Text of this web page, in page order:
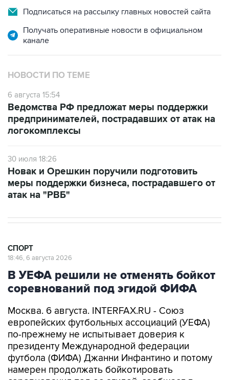
Подписаться на рассылку главных новостей сайта
Получать оперативные новости в официальном
канале
НОВОСТИ ПО ТЕМЕ
6 августа 15:54
Ведомства РФ предложат меры поддержки
предпринимателей, пострадавших от атак на
логокомплексы
30 июля 18:26
Новак и Орешкин поручили подготовить
меры поддержки бизнеса, пострадавшего от
атак на "РВБ"
СПОРТ
18:46, 6 августа 2026
В УЕФА решили не отменять бойкот
соревнований под эгидой ФИФА
Москва. 6 августа. INTERFAX.RU - Союз
европейских футбольных ассоциаций (УЕФА)
по-прежнему не испытывает доверия к
президенту Международной федерации
футбола (ФИФА) Джанни Инфантино и потому
намерен продолжать бойкотировать